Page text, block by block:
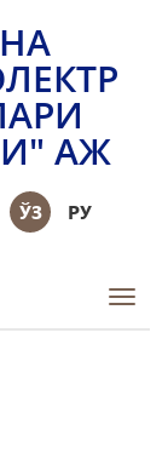
АЖ
ЎЗ РУ